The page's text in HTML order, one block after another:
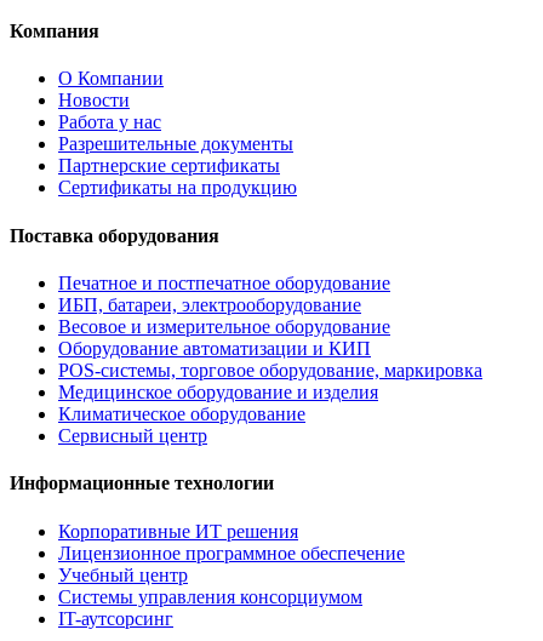
Компания
О Компании
Новости
Работа у нас
Разрешительные документы
Партнерские сертификаты
Сертификаты на продукцию
Поставка оборудования
Печатное и постпечатное оборудование
ИБП, батареи, электрооборудование
Весовое и измерительное оборудование
Оборудование автоматизации и КИП
POS-системы, торговое оборудование, маркировка
Медицинское оборудование и изделия
Климатическое оборудование
Сервисный центр
Информационные технологии
Корпоративные ИТ решения
Лицензионное программное обеспечение
Учебный центр
Системы управления консорциумом
IT-аутсорсинг